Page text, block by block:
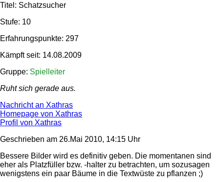
Titel: Schatzsucher
Stufe: 10
Erfahrungspunkte: 297
Kämpft seit: 14.08.2009
Gruppe: Spielleiter
Ruht sich gerade aus.
Nachricht an Xathras
Homepage von Xathras
Profil von Xathras
Geschrieben am 26.Mai 2010, 14:15 Uhr
Bessere Bilder wird es definitiv geben. Die momentanen sind
eher als Platzfüller bzw. -halter zu betrachten, um sozusagen
wenigstens ein paar Bäume in die Textwüste zu pflanzen ;)